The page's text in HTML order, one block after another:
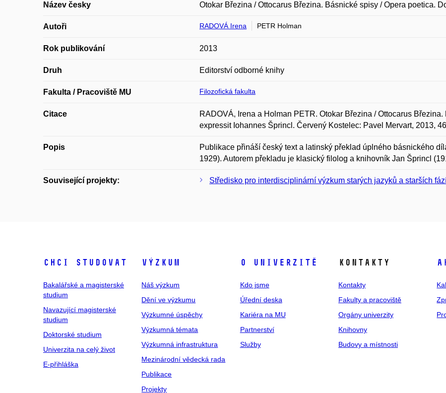
Název česky Otokar Březina / Ottocarus Březina. Básnické spisy / Opera poetica.
Autoři RADOVÁ Irena PETR Holman
Rok publikování 2013
Druh Editorství odborné knihy
Fakulta / Pracoviště MU Filozofická fakulta
Citace
RADOVÁ, Irena a Holman PETR. Otokar Březina / Ottocarus
expressit Iohannes Šprincl. Červený Kostelec: Pavel Mervart, 2013,
Popis
Publikace přináší český text a latinský překlad úplného básnického
1929). Autorem překladu je klasický filolog a knihovník Jan Šprincl
Související projekty: Středisko pro interdisciplinární výzkum starých jazyků a starších
Chci studovat
Bakalářské a magisterské
studium
Navazující magisterské
studium
Doktorské studium
Univerzita na celý život
E-přihláška
Výzkum
Náš výzkum
Dění ve výzkumu
Výzkumné úspěchy
Výzkumná témata
Výzkumná infrastruktura
Mezinárodní vědecká rada
Publikace
Projekty
O univerzitě
Kdo jsme
Úřední deska
Kariéra na MU
Partnerství
Služby
Kontakty
Kontakty
Fakulty a pracoviště
Orgány univerzity
Knihovny
Budovy a místnosti